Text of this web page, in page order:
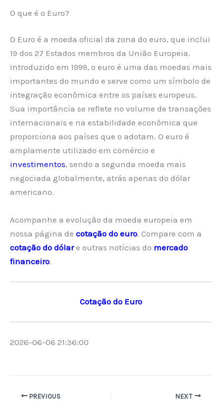
O que é o Euro?
O Euro é a moeda oficial da zona do euro, que inclui
19 dos 27 Estados membros da União Europeia.
Introduzido em 1999, o euro é uma das moedas mais
importantes do mundo e serve como um símbolo de
integração econômica entre os países europeus.
Sua importância se reflete no volume de transações
internacionais e na estabilidade econômica que
proporciona aos países que o adotam. O euro é
amplamente utilizado em comércio e
investimentos, sendo a segunda moeda mais
negociada globalmente, atrás apenas do dólar
americano.
Acompanhe a evolução da moeda europeia em
nossa página de cotação do euro. Compare com a
cotação do dólare outras notícias do mercado
financeiro.
Cotação do Euro
2026-06-06 21:36:00
PREVIOUS NEXT